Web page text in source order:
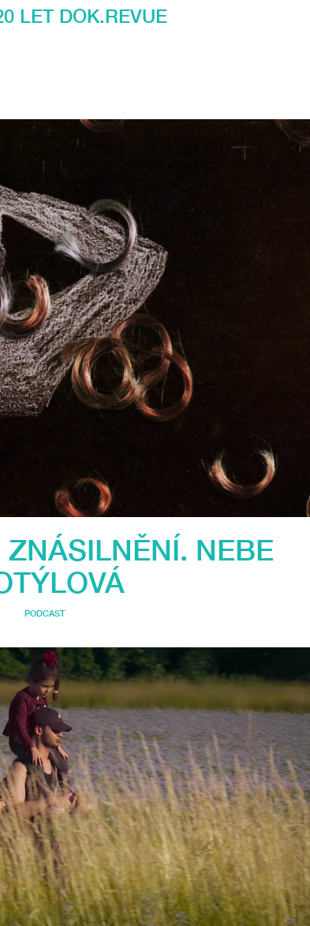
LET DOK.REVUE
NEBE
PODCAST